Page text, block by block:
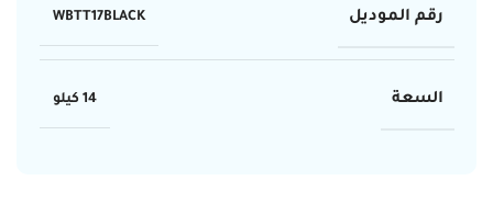
رقم الموديل WBTT17BLACK
السعة 14 كيلو